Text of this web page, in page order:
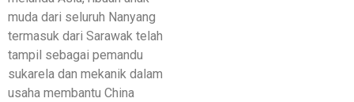
muda dari seluruh Nanyang
termasuk dari Sarawak telah
tampil sebagai pemandu
sukarela dan mekanik dalam
usaha membantu China